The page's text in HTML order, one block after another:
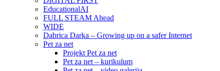
EducationalAI
FULL STEAM Ahead
WIDE
Dabrica Darka – Growing up on a safer Internet
Pet za net
Projekt Pet za net
Pet za net – kurikulum